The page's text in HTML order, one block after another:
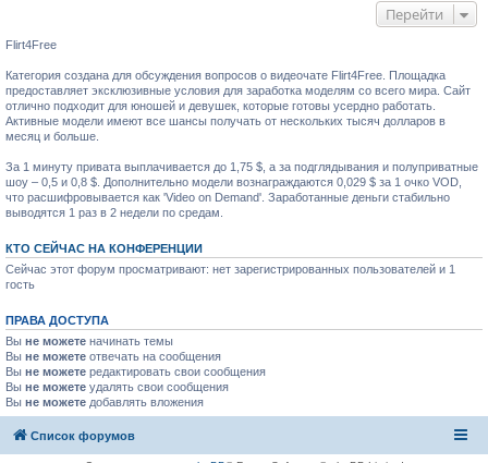
Перейти
Flirt4Free
Категория создана для обсуждения вопросов о видеочате Flirt4Free. Площадка
предоставляет эксклюзивные условия для заработка моделям со всего мира. Сайт
отлично подходит для юношей и девушек, которые готовы усердно работать.
Активные модели имеют все шансы получать от нескольких тысяч долларов в
месяц и больше.
За 1 минуту привата выплачивается до 1,75 $, а за подглядывания и полуприватные
шоу – 0,5 и 0,8 $. Дополнительно модели вознаграждаются 0,029 $ за 1 очко VOD,
что расшифровывается как 'Video on Demand'. Заработанные деньги стабильно
выводятся 1 раз в 2 недели по средам.
КТО СЕЙЧАС НА КОНФЕРЕНЦИИ
Сейчас этот форум просматривают: нет зарегистрированных пользователей и 1
гость
ПРАВА ДОСТУПА
Вы не можете начинать темы
Вы не можете отвечать на сообщения
Вы не можете редактировать свои сообщения
Вы не можете удалять свои сообщения
Вы не можете добавлять вложения
Список форумов